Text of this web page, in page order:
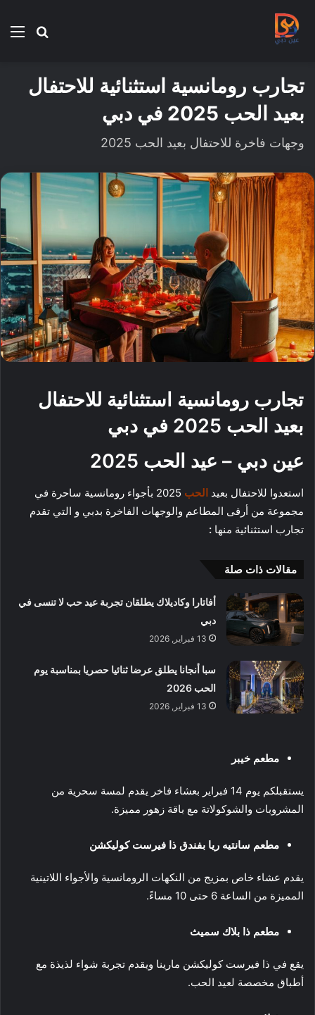
بحث
تجارب رومانسية استثنائية للاحتفال
بعيد الحب 2025 في دبي
وجهات فاخرة للاحتفال بعيد الحب 2025
تجارب رومانسية استثنائية للاحتفال
بعيد الحب 2025 في دبي
عين دبي – عيد الحب 2025
استعدوا للاحتفال بعيد الحب
2025 بأجواء رومانسية ساحرة في
مجموعة من أرقى المطاعم والوجهات الفاخرة بدبي و التي تقدم
تجارب استثنائية منها :
مقالات ذات صلة
أفاتارا وكاديلاك يطلقان تجربة عيد حب لا تنسى في
دبي
13 فبراير, 2026
سبا أنجانا يطلق عرضا ثنائيا حصريا بمناسبة يوم
الحب 2026
13 فبراير, 2026
مطعم خيبر
يستقبلكم يوم 14 فبراير بعشاء فاخر يقدم لمسة سحرية من
المشروبات والشوكولاتة مع باقة زهور مميزة.
مطعم سانتيه ريا بفندق ذا فيرست كوليكشن
يقدم عشاء خاص بمزيج من النكهات الرومانسية والأجواء اللاتينية
المميزة من الساعة 6 حتى 10 مساءً.
مطعم ذا بلاك سميث
يقع في ذا فيرست كوليكشن مارينا ويقدم تجربة شواء لذيذة مع
أطباق مخصصة لعيد الحب.